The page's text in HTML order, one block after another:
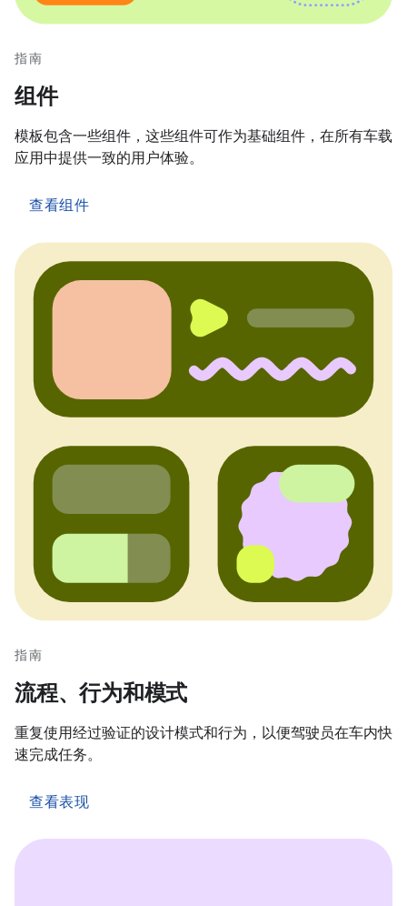
指南
组件
模板包含一些组件，这些组件可作为基础组件，在所有车载
应用中提供一致的用户体验。
查看组件
指南
流程、行为和模式
重复使用经过验证的设计模式和行为，以便驾驶员在车内快
速完成任务。
查看表现